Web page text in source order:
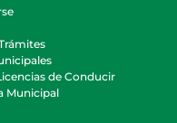
de Conducir
Municipal